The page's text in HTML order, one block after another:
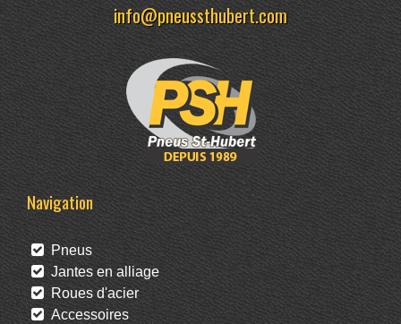
info@pneussthubert.com
Navigation
Pneus
Jantes en alliage
Roues d'acier
Accessoires